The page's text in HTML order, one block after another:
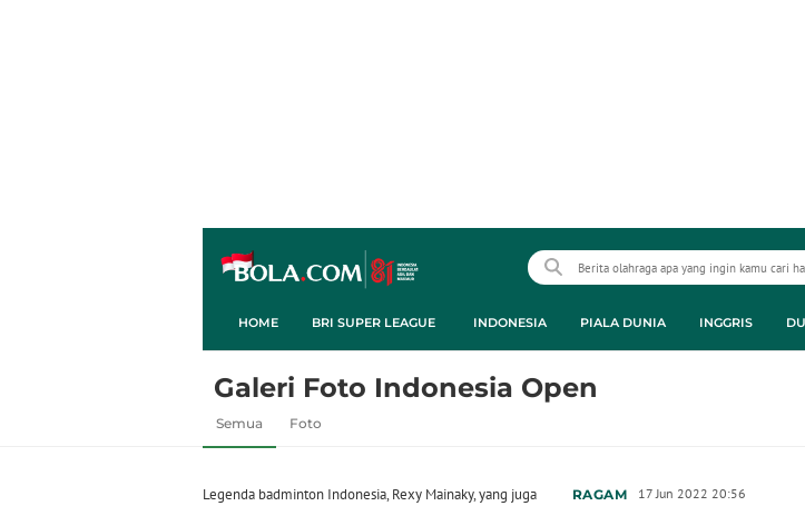
HOME BRI SUPER LEAGUE INDONESIA PIALA DUNIA INGGRIS
Galeri Foto Indonesia Open
Semua Foto
Legenda badminton Indonesia, Rexy Mainaky, yang juga
RAGAM 17 Jun 2022 20:56